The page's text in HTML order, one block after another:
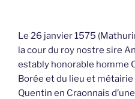
Le 26 janvier 1575
la cour du roy nostre sire
estably honorable homme
Borée et du lieu et
Quentin en Craonnais